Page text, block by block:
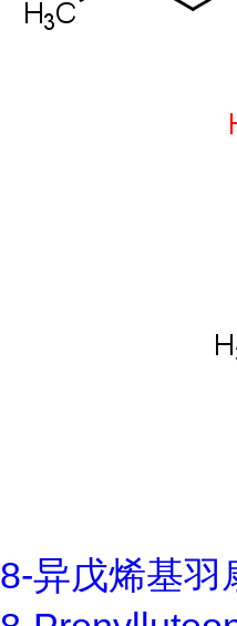
8-异戊烯基羽